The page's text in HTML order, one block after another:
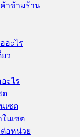
าข้ามร้าน
อะไร
ว
ะไร
ต
เซต
นเซต
อหน่วย